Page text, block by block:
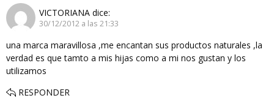
VICTORIANA dice:
30/12/2012 a las 21:33
una marca maravillosa ,me encantan sus productos naturales ,la
verdad es que tamto a mis hijas como a mi nos gustan y los
utilizamos
RESPONDER